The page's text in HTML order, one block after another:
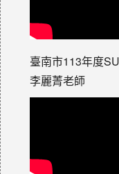
臺南市113年度
李麗菁老師